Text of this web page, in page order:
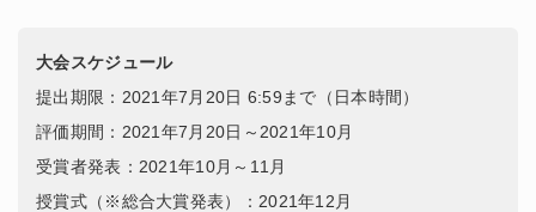
大会スケジュール
提出期限：2021年7月20日 6:59まで（日本時間）
評価期間：2021年7月20日～2021年10月
受賞者発表：2021年10月～11月
授賞式（※総合大賞発表）：2021年12月